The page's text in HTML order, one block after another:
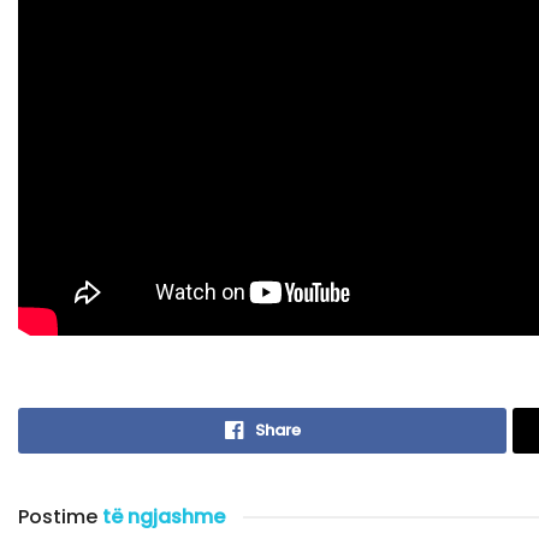
Share
Postime të ngjashme